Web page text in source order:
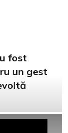
fost
un gest